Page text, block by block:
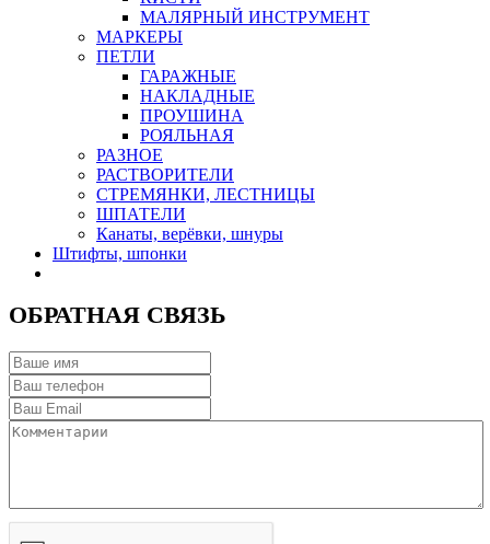
МАЛЯРНЫЙ ИНСТРУМЕНТ
МАРКЕРЫ
ПЕТЛИ
ГАРАЖНЫЕ
НАКЛАДНЫЕ
ПРОУШИНА
РОЯЛЬНАЯ
РАЗНОЕ
РАСТВОРИТЕЛИ
СТРЕМЯНКИ, ЛЕСТНИЦЫ
ШПАТЕЛИ
Канаты, верёвки, шнуры
Штифты, шпонки
ОБРАТНАЯ СВЯЗЬ